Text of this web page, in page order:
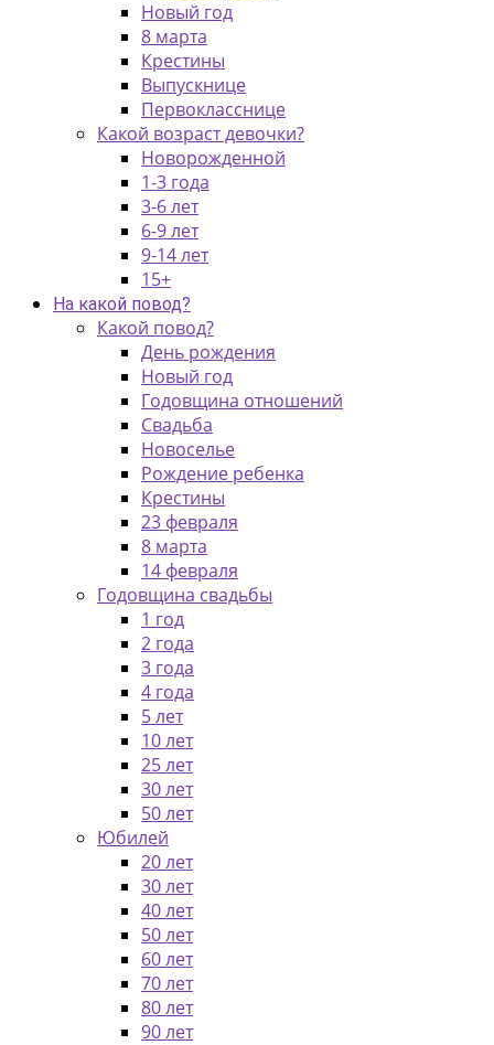
Новый год
8 марта
Крестины
Выпускнице
Первокласснице
Какой возраст девочки?
Новорожденной
1-3 года
3-6 лет
6-9 лет
9-14 лет
15+
На какой повод?
Какой повод?
День рождения
Новый год
Годовщина отношений
Свадьба
Новоселье
Рождение ребенка
Крестины
23 февраля
8 марта
14 февраля
Годовщина свадьбы
1 год
2 года
3 года
4 года
5 лет
10 лет
25 лет
30 лет
50 лет
Юбилей
20 лет
30 лет
40 лет
50 лет
60 лет
70 лет
80 лет
90 лет